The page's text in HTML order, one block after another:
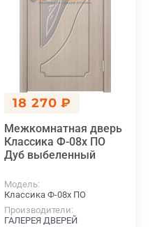
18 270 ₽
Межкомнатная дверь
Классика Ф-08х ПО
Дуб выбеленный
Модель
Классика Ф-08х ПО
Производители
ГАЛЕРЕЯ ДВЕРЕЙ